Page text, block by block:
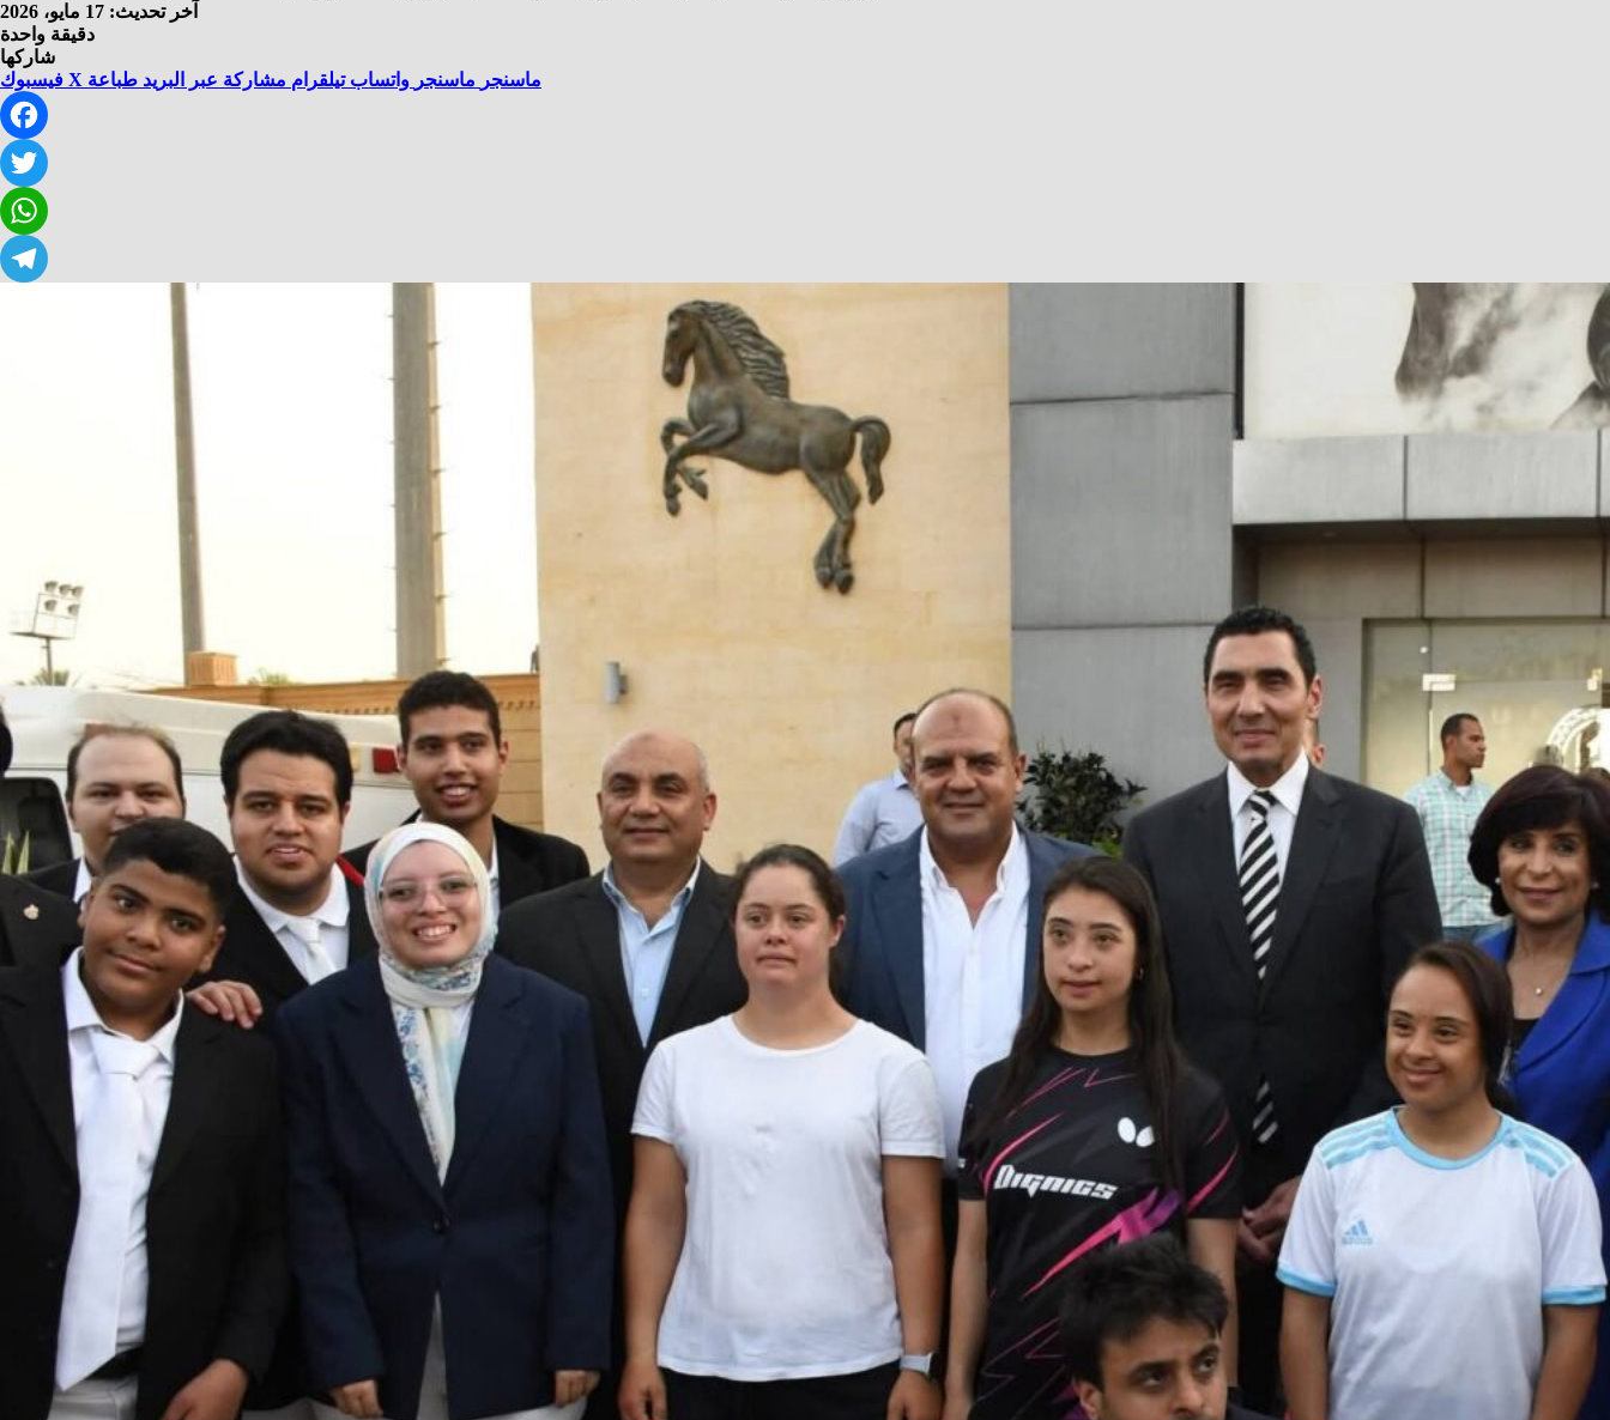
آخر تحديث: 17 مايو، 2026
دقيقة واحدة
شاركها
فيسبوك X ماسنجر ماسنجر واتساب تيلقرام مشاركة عبر البريد طباعة